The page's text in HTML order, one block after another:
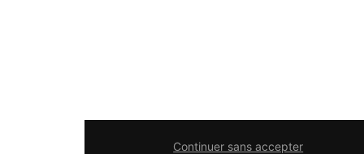
Continuer sans accepter